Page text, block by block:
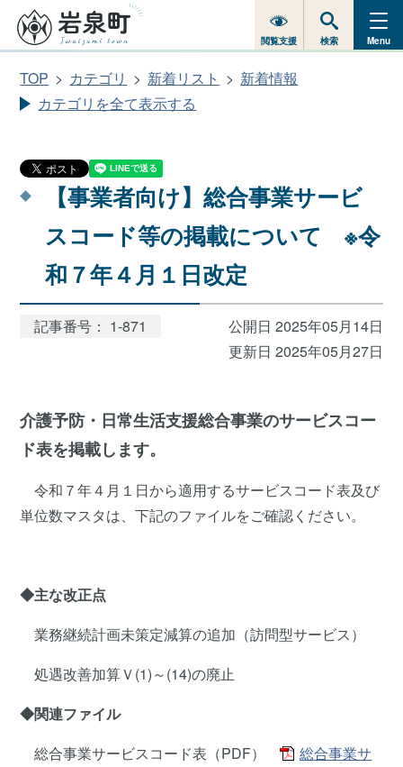
閲覧支援 検索 Menu
TOP カテゴリ 新着リスト
新着情報
カテゴリを全て表示する
【事業者向け】総合事業サービ
スコード等の掲載について ※令
和７年４月１日改定
記事番号： 1-871
公開日 2025年05月14日
更新日 2025年05月27日
介護予防・日常生活支援総合事業のサービスコー
ド表を掲載します。
令和７年４月１日から適用するサービスコード表及び
単位数マスタは、下記のファイルをご確認ください。
◆主な改正点
業務継続計画未策定減算の追加（訪問型サービス）
処遇改善加算Ｖ(1)～(14)の廃止
◆関連ファイル
総合事業サービスコード表（PDF）
総合事業サ